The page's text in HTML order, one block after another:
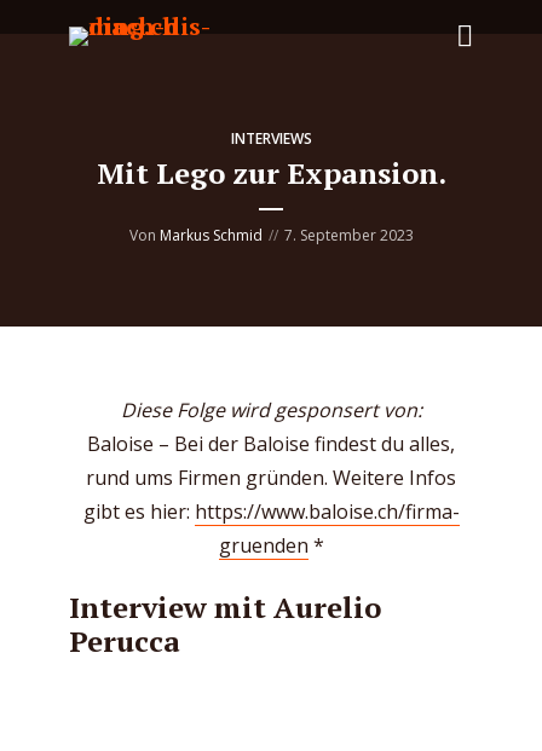
INTERVIEWS
Mit Lego zur Expansion.
Von Markus Schmid 7. September 2023
Diese Folge wird gesponsert von:
Baloise – Bei der Baloise findest du alles,
rund ums Firmen gründen. Weitere Infos
gibt es hier: https://www.baloise.ch/firma-
gruenden *
Interview mit Aurelio
Perucca